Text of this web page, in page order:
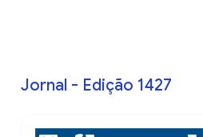
Jornal - Edição 1427